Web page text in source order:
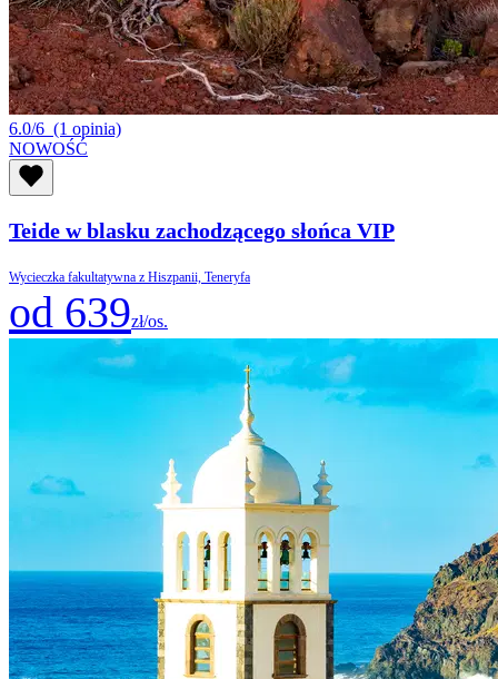
6.0/6 (1 opinia)
NOWOŚĆ
Teide w blasku zachodzącego słońca VIP
Wycieczka fakultatywna z Hiszpanii, Teneryfa
od 639zł/os.